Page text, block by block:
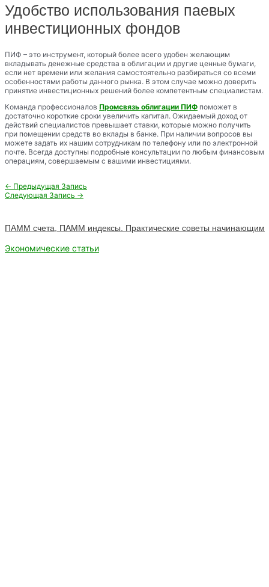
Удобство использования паевых
инвестиционных фондов
ПИФ – это инструмент, который более всего удобен желающим
вкладывать денежные средства в облигации и другие ценные бумаги,
если нет времени или желания самостоятельно разбираться со всеми
особенностями работы данного рынка. В этом случае можно доверить
принятие инвестиционных решений более компетентным специалистам.
Команда профессионалов Промсвязь облигации ПИФ поможет в
достаточно короткие сроки увеличить капитал. Ожидаемый доход от
действий специалистов превышает ставки, которые можно получить
при помещении средств во вклады в банке. При наличии вопросов вы
можете задать их нашим сотрудникам по телефону или по электронной
почте. Всегда доступны подробные консультации по любым финансовым
операциям, совершаемым с вашими инвестициями.
Навигация
по
← Предыдущая Запись
Следующая Запись →
ПАММ счета, ПАММ индексы. Практические советы начинающим
Экономические статьи